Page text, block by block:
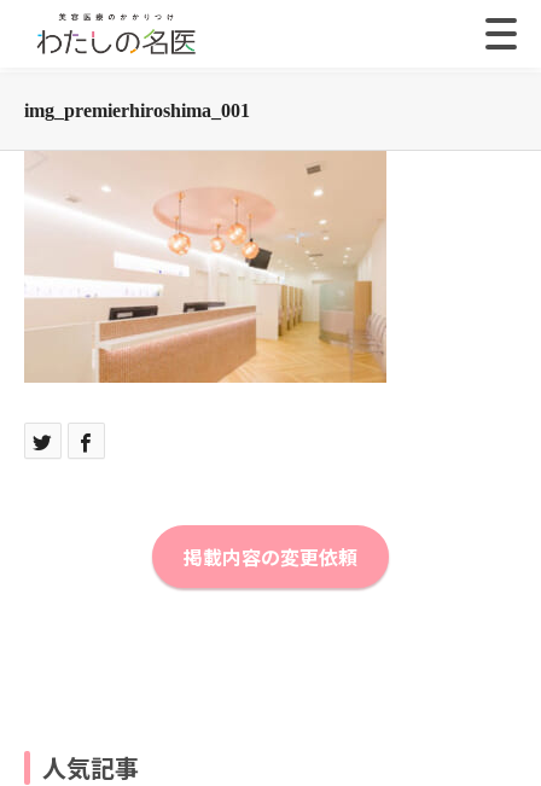
img_premierhiroshima_001
掲載内容の変更依頼
人気記事